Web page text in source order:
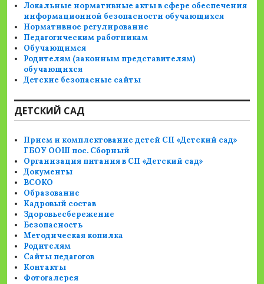
Локальные нормативные акты в сфере обеспечения
информационной безопасности обучающихся
Нормативное регулирование
Педагогическим работникам
Обучающимся
Родителям (законным представителям)
обучающихся
Детские безопасные сайты
ДЕТСКИЙ САД
Прием и комплектование детей СП «Детский сад»
ГБОУ ООШ пос. Сборный
Организация питания в СП «Детский сад»
Документы
ВСОКО
Образование
Кадровый состав
Здоровьесбережение
Безопасность
Методическая копилка
Родителям
Сайты педагогов
Контакты
Фотогалерея